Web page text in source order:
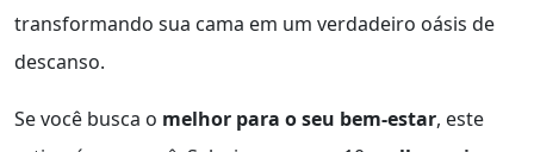
transformando sua cama em um verdadeiro oásis de
descanso.
Se você busca o melhor para o seu bem-estar, este